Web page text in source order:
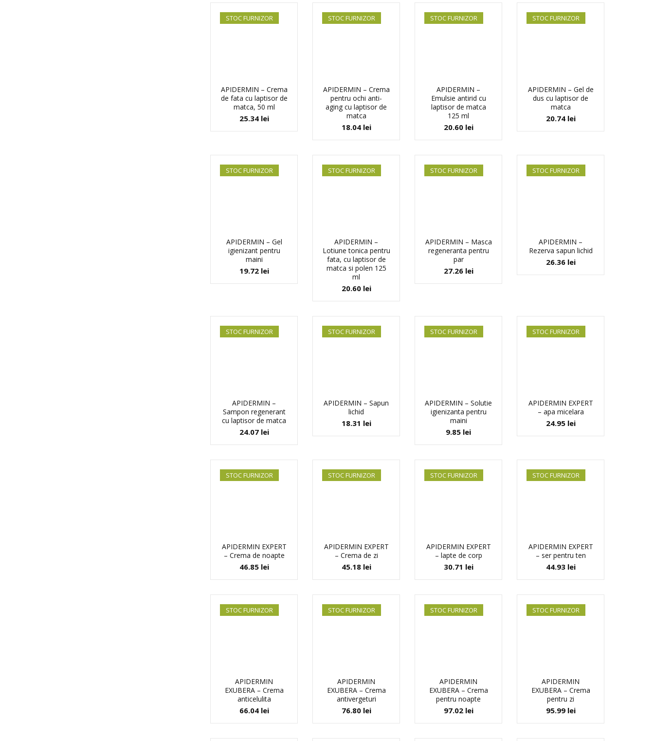
STOC FURNIZOR
APIDERMIN – Crema
de fata cu laptisor de
matca, 50 ml
25.34 lei
STOC FURNIZOR
APIDERMIN – Crema
pentru ochi anti-
aging cu laptisor de
matca
18.04 lei
STOC FURNIZOR
APIDERMIN –
Emulsie antirid cu
laptisor de matca
125 ml
20.60 lei
STOC FURNIZOR
APIDERMIN – Gel de
dus cu laptisor de
matca
20.74 lei
STOC FURNIZOR
APIDERMIN – Gel
igienizant pentru
maini
19.72 lei
STOC FURNIZOR
APIDERMIN –
Lotiune tonica pentru
fata, cu laptisor de
matca si polen 125
ml
20.60 lei
STOC FURNIZOR
APIDERMIN – Masca
regeneranta pentru
par
27.26 lei
STOC FURNIZOR
APIDERMIN –
Rezerva sapun lichid
26.36 lei
STOC FURNIZOR
APIDERMIN –
Sampon regenerant
cu laptisor de matca
24.07 lei
STOC FURNIZOR
APIDERMIN – Sapun
lichid
18.31 lei
STOC FURNIZOR
APIDERMIN – Solutie
igienizanta pentru
maini
9.85 lei
STOC FURNIZOR
APIDERMIN EXPERT
– apa micelara
24.95 lei
STOC FURNIZOR
APIDERMIN EXPERT
– Crema de noapte
46.85 lei
STOC FURNIZOR
APIDERMIN EXPERT
– Crema de zi
45.18 lei
STOC FURNIZOR
APIDERMIN EXPERT
– lapte de corp
30.71 lei
STOC FURNIZOR
APIDERMIN EXPERT
– ser pentru ten
44.93 lei
STOC FURNIZOR
APIDERMIN
EXUBERA – Crema
anticelulita
66.04 lei
STOC FURNIZOR
APIDERMIN
EXUBERA – Crema
antivergeturi
76.80 lei
STOC FURNIZOR
APIDERMIN
EXUBERA – Crema
pentru noapte
97.02 lei
STOC FURNIZOR
APIDERMIN
EXUBERA – Crema
pentru zi
95.99 lei